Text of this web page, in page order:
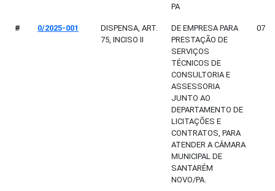
PA
# 0/2025-001
DISPENSA, ART.
75, INCISO II
DE EMPRESA PARA
PRESTAÇÃO DE
SERVIÇOS
TÉCNICOS DE
CONSULTORIA E
ASSESSORIA
JUNTO AO
DEPARTAMENTO DE
LICITAÇÕES E
CONTRATOS, PARA
ATENDER A CÂMARA
MUNICIPAL DE
SANTARÉM
NOVO/PA.
07/